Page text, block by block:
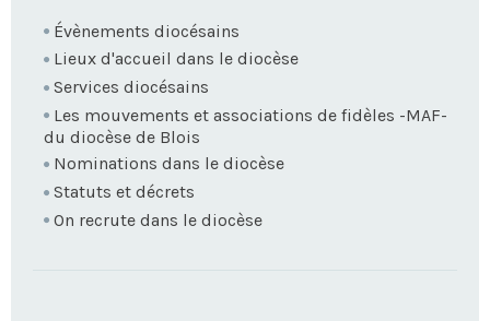
Évènements diocésains
Lieux d'accueil dans le diocèse
Services diocésains
Les mouvements et associations de fidèles -MAF-
du diocèse de Blois
Nominations dans le diocèse
Statuts et décrets
On recrute dans le diocèse